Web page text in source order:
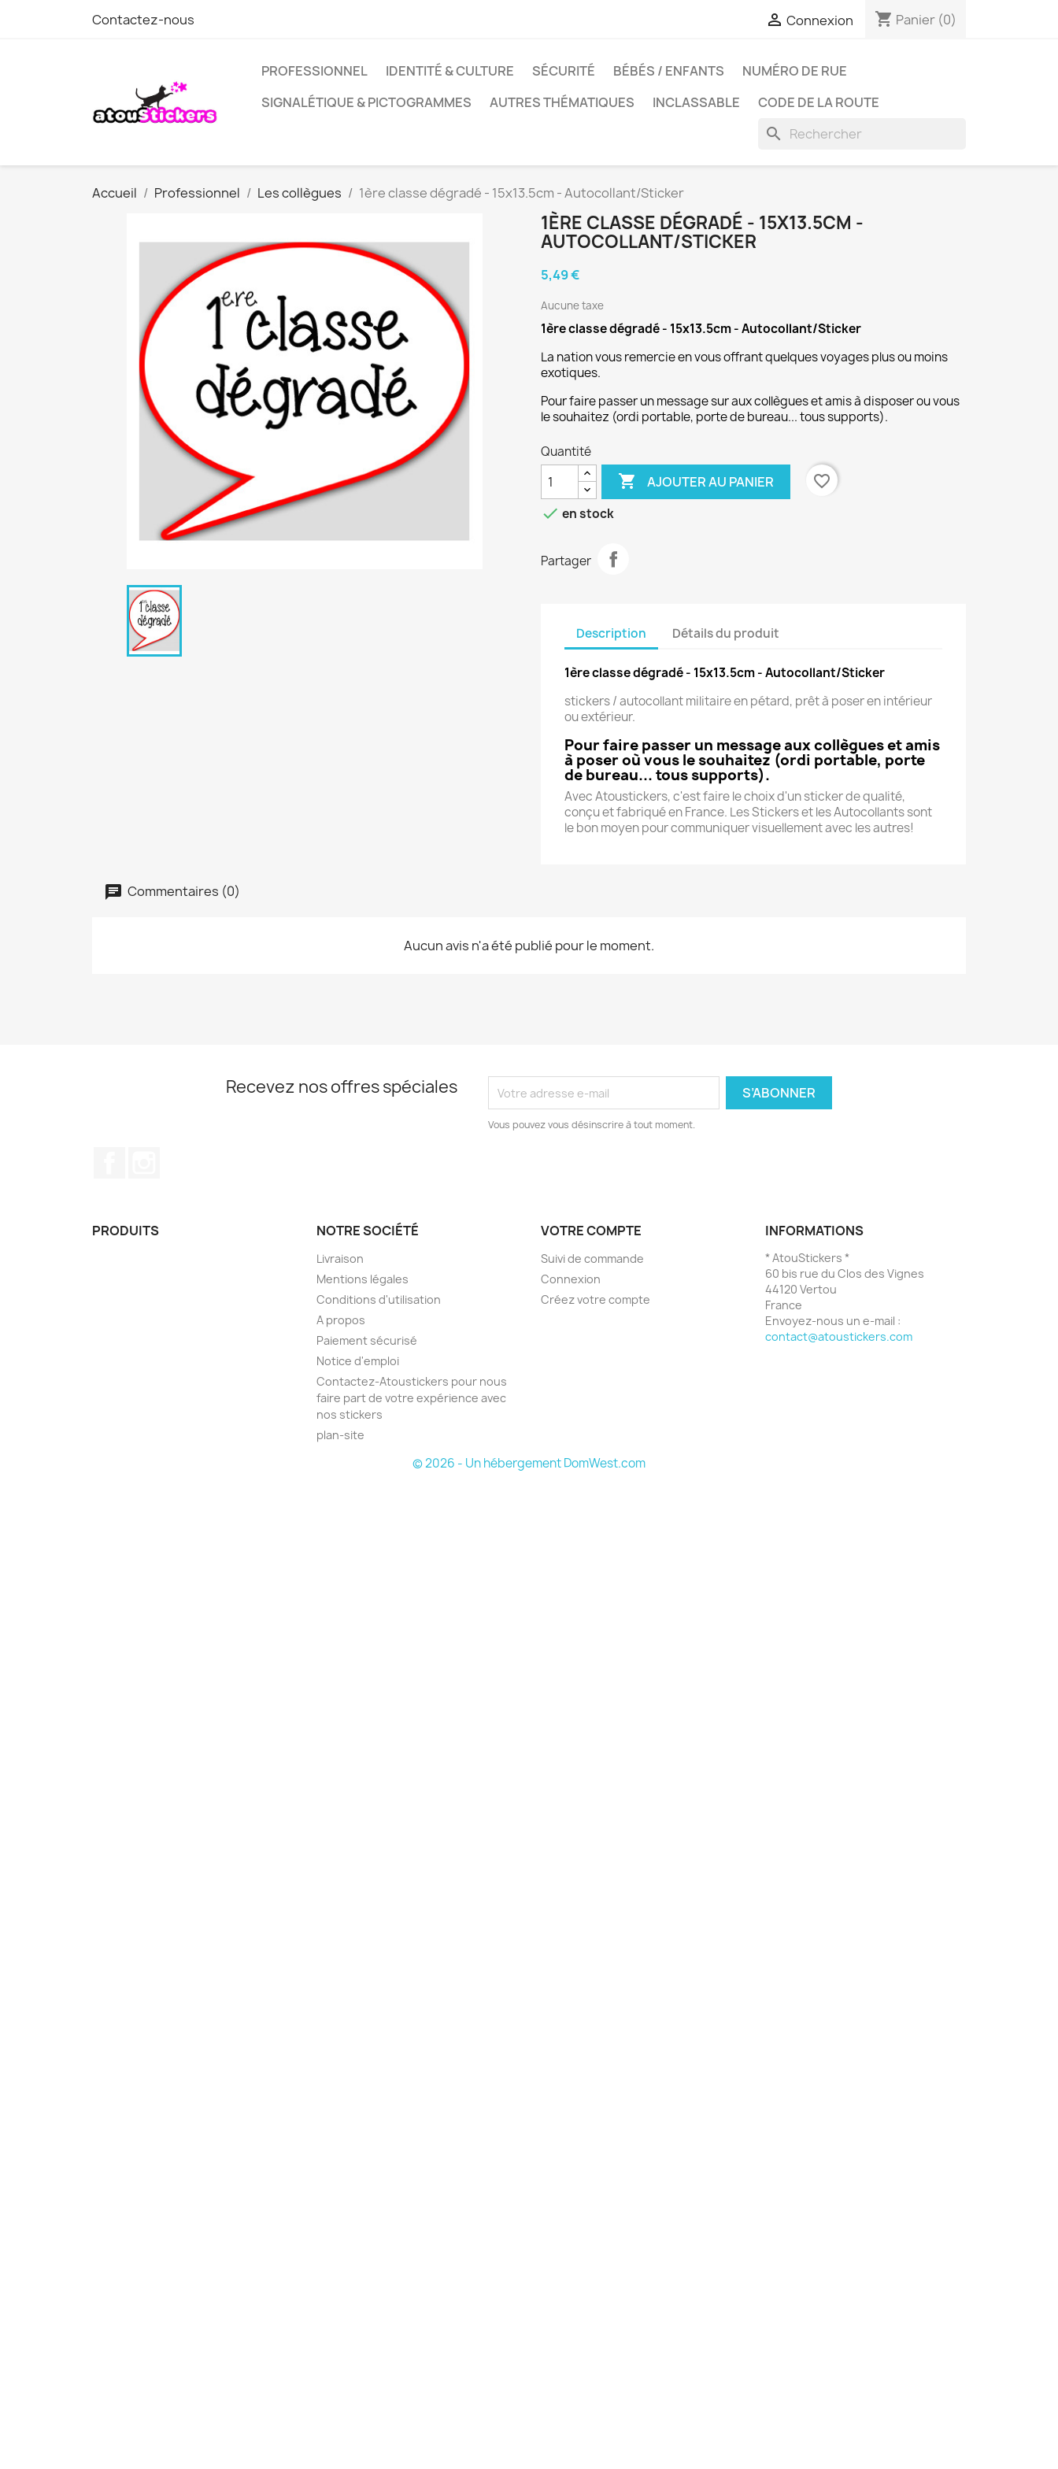
Contactez-nous  Connexion shopping_cart Panier (0)
PROFESSIONNEL IDENTITÉ & CULTURE SÉCURITÉ BÉBÉS / ENFANTS
NUMÉRO DE RUE
SIGNALÉTIQUE & PICTOGRAMMES
AUTRES THÉMATIQUES INCLASSABLE CODE DE LA ROUTE
search
Accueil Professionnel Les collègues 1ère classe dégradé - 15x13.5cm - Autocollant/Sticker
1ÈRE CLASSE DÉGRADÉ - 15X13.5CM -
AUTOCOLLANT/STICKER
5,49 €
Aucune taxe
1ère classe dégradé - 15x13.5cm - Autocollant/Sticker
La nation vous remercie en vous offrant quelques voyages plus ou moins
exotiques.
Pour faire passer un message sur aux collègues et amis à disposer ou vous
le souhaitez (ordi portable, porte de bureau... tous supports).
Quantité
 AJOUTER AU PANIER
favorite_border
 en stock
Partager
Description Détails du produit
1ère classe dégradé - 15x13.5cm - Autocollant/Sticker
stickers / autocollant militaire en pétard, prêt à poser en intérieur
ou extérieur.
Pour faire passer un message aux collègues et amis
à poser où vous le souhaitez (ordi portable, porte
de bureau... tous supports).
Avec Atoustickers, c'est faire le choix d'un sticker de qualité,
conçu et fabriqué en France. Les Stickers et les Autocollants sont
le bon moyen pour communiquer visuellement avec les autres!
Commentaires (0)
Aucun avis n'a été publié pour le moment.
Recevez nos offres spéciales
Vous pouvez vous désinscrire à tout moment.
PRODUITS NOTRE SOCIÉTÉ
Livraison
Mentions légales
Conditions d'utilisation
A propos
Paiement sécurisé
Notice d'emploi
Contactez-Atoustickers pour nous
faire part de votre expérience avec
nos stickers
plan-site
VOTRE COMPTE
Suivi de commande
Connexion
Créez votre compte
INFORMATIONS
* AtouStickers *
60 bis rue du Clos des Vignes
44120 Vertou
France
Envoyez-nous un e-mail :
contact@atoustickers.com
© 2026 - Un hébergement DomWest.com